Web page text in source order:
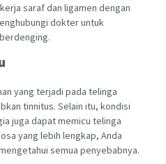
saraf dan ligamen dengan
dokter untuk
yang terjadi pada telinga
tinnitus. Selain itu, kondisi
juga dapat memicu telinga
yang lebih lengkap, Anda
semua penyebabnya.